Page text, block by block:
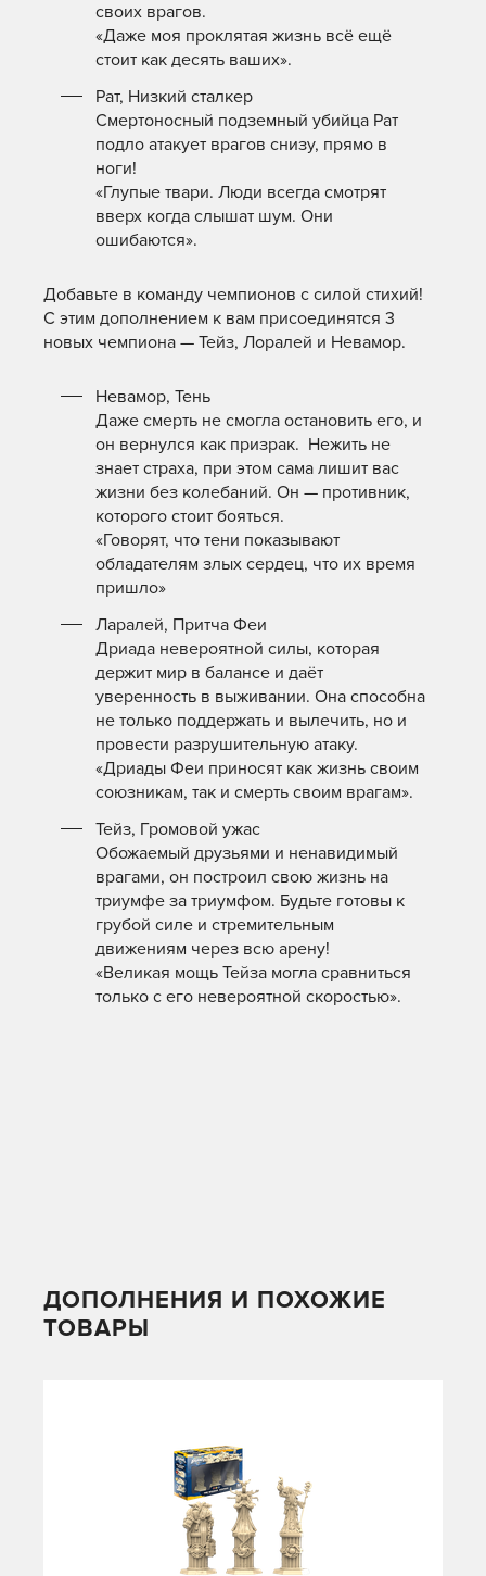
своих врагов.
«Даже моя проклятая жизнь всё ещё
стоит как десять ваших».
Рат, Низкий сталкер
Смертоносный подземный убийца Рат
подло атакует врагов снизу, прямо в
ноги!
«Глупые твари. Люди всегда смотрят
вверх когда слышат шум. Они
ошибаются».
Добавьте в команду чемпионов с силой стихий!
С этим дополнением к вам присоединятся 3
новых чемпиона — Тейз, Лоралей и Невамор.
Невамор, Тень
Даже смерть не смогла остановить его, и
он вернулся как призрак. Нежить не
знает страха, при этом сама лишит вас
жизни без колебаний. Он — противник,
которого стоит бояться.
«Говорят, что тени показывают
обладателям злых сердец, что их время
пришло»
Ларалей, Притча Феи
Дриада невероятной силы, которая
держит мир в балансе и даёт
уверенность в выживании. Она способна
не только поддержать и вылечить, но и
провести разрушительную атаку.
«Дриады Феи приносят как жизнь своим
союзникам, так и смерть своим врагам».
Тейз, Громовой ужас
Обожаемый друзьями и ненавидимый
врагами, он построил свою жизнь на
триумфе за триумфом. Будьте готовы к
грубой силе и стремительным
движениям через всю арену!
«Великая мощь Тейза могла сравниться
только с его невероятной скоростью».
ДОПОЛНЕНИЯ И ПОХОЖИЕ
ТОВАРЫ